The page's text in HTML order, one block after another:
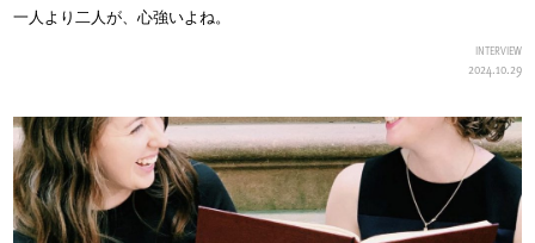
一人より二人が、心強いよね。
INTERVIEW
2024.10.29